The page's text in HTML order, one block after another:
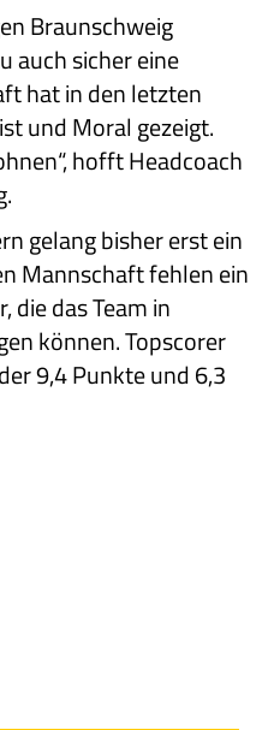
Braunschweig
auch sicher eine
hat in den letzten
und Moral gezeigt.
hofft Headcoach
gelang bisher erst ein
Mannschaft fehlen ein
die das Team in
können. Topscorer
9,4 Punkte und 6,3